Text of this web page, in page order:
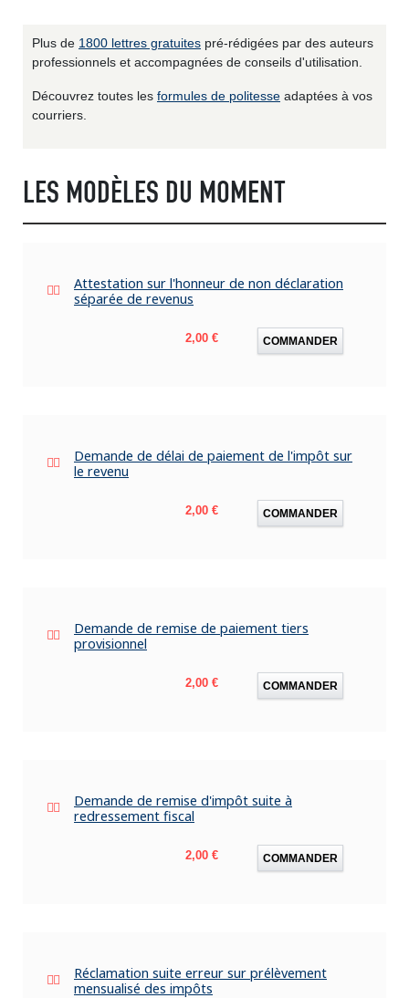
Plus de 1800 lettres gratuites pré-rédigées par des auteurs
professionnels et accompagnées de conseils d'utilisation.
Découvrez toutes les formules de politesse adaptées à vos
courriers.
LES MODÈLES DU MOMENT
Attestation sur l'honneur de non déclaration
séparée de revenus
Prix
2,00 € COMMANDER
Demande de délai de paiement de l'impôt sur
le revenu
Prix
2,00 € COMMANDER
Demande de remise de paiement tiers
provisionnel
Prix
2,00 € COMMANDER
Demande de remise d'impôt suite à
redressement fiscal
Prix
2,00 € COMMANDER
Réclamation suite erreur sur prélèvement
mensualisé des impôts